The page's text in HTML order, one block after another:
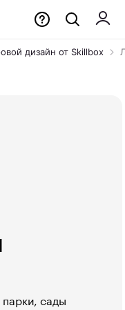
дизайн от Skillbox
парки, сады